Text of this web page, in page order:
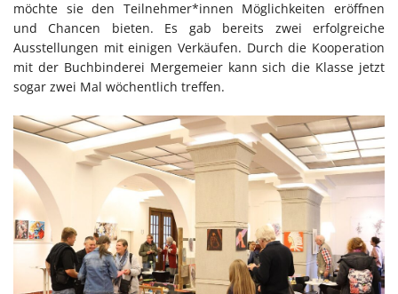
möchte sie den Teilnehmer*innen Möglichkeiten eröffnen
und Chancen bieten. Es gab bereits zwei erfolgreiche
Ausstellungen mit einigen Verkäufen. Durch die Kooperation
mit der Buchbinderei Mergemeier kann sich die Klasse jetzt
sogar zwei Mal wöchentlich treffen.